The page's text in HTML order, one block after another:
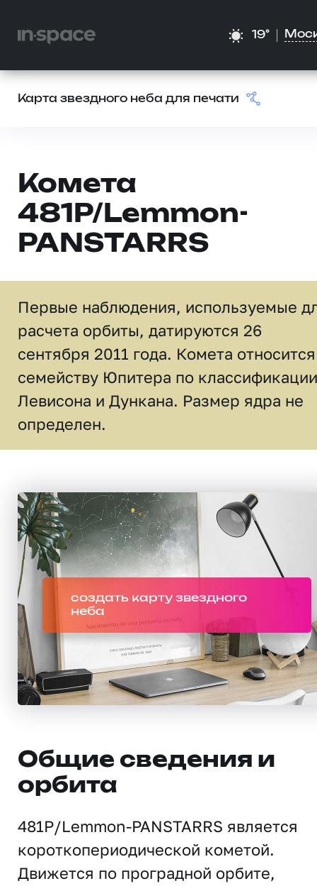
19°
Карта звездного неба для печати
Комета
481P/Lemmon-
PANSTARRS
Первые наблюдения, используемые
расчета орбиты, датируются 26
сентября 2011 года. Комета
семейству Юпитера по классификации
Левисона и Дункана. Размер ядра не
определен.
создать карту звездного
неба
Общие сведения и
орбита
481P/Lemmon-PANSTARRS является
короткопериодической кометой.
Движется по проградной орбите,